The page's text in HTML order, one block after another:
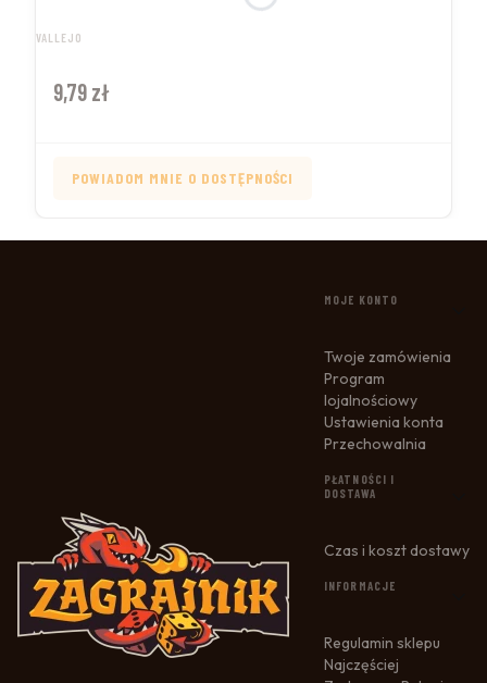
PRODUCENT
VALLEJO
Cena
9,79 zł
POWIADOM MNIE O DOSTĘPNOŚCI
LINKI W STOPCE
MOJE KONTO
Twoje zamówienia
Program
lojalnościowy
Ustawienia konta
Przechowalnia
PŁATNOŚCI I
DOSTAWA
Czas i koszt dostawy
INFORMACJE
Regulamin sklepu
Najczęściej